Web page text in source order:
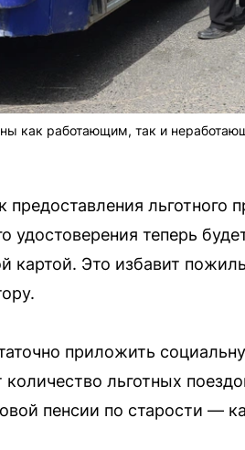
как работающим, так и
предоставления льготного
теперь
картой. Это избавит
приложить
льготных
пенсии по старости —